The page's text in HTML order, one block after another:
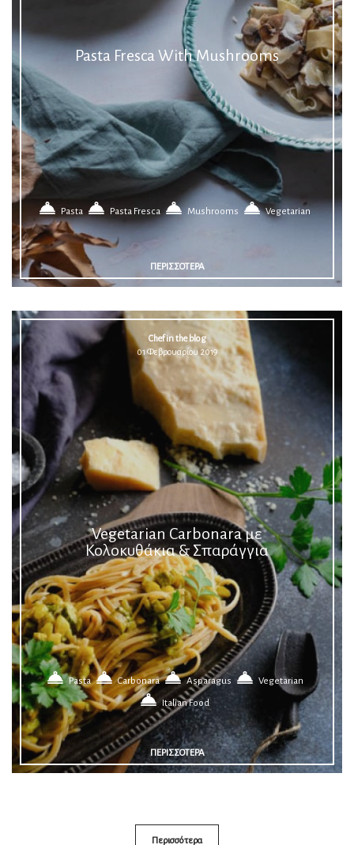
Pasta Fresca With Mushrooms
Pasta Pasta Fresca Mushrooms Vegetarian
ΠΕΡΙΣΣΟΤΕΡΑ
Vegetarian Carbonara με
Κολοκυθάκια & Σπαράγγια
Chef in the blog
01 Φεβρουαρίου 2019
Pasta Carbonara Asparagus
Vegetarian
Italian Food
ΠΕΡΙΣΣΟΤΕΡΑ
Περισσότερα